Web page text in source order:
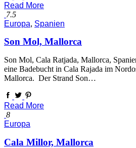
Read More
7.5
Europa, Spanien
Son Mol, Mallorca
Son Mol, Cala Ratjada, Mallorca,
eine Badebucht in Cala Rajada im
Mallorca. Der Strand Son…
Read More
8
Europa
Cala Millor, Mallorca